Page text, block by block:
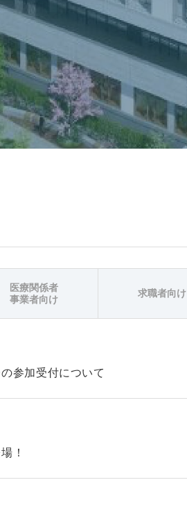
医療関係者
事業者向け
求職者向け
参加受付について
！